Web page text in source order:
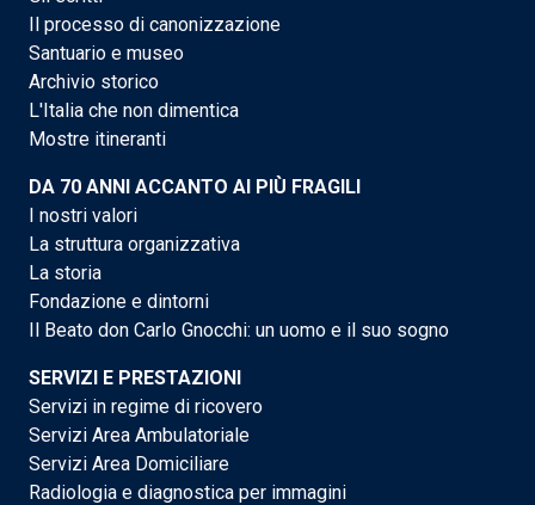
Il processo di canonizzazione
Santuario e museo
Archivio storico
L'Italia che non dimentica
Mostre itineranti
DA 70 ANNI ACCANTO AI PIÙ FRAGILI
I nostri valori
La struttura organizzativa
La storia
Fondazione e dintorni
Il Beato don Carlo Gnocchi: un uomo e il suo sogno
SERVIZI E PRESTAZIONI
Servizi in regime di ricovero
Servizi Area Ambulatoriale
Servizi Area Domiciliare
Radiologia e diagnostica per immagini